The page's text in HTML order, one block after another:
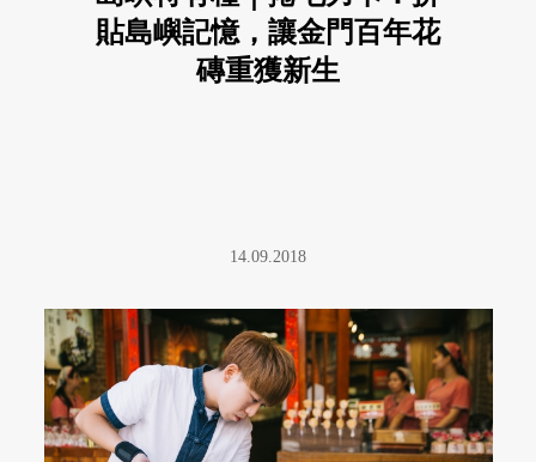
貼島嶼記憶，讓金門百年花
磚重獲新生
14.09.2018